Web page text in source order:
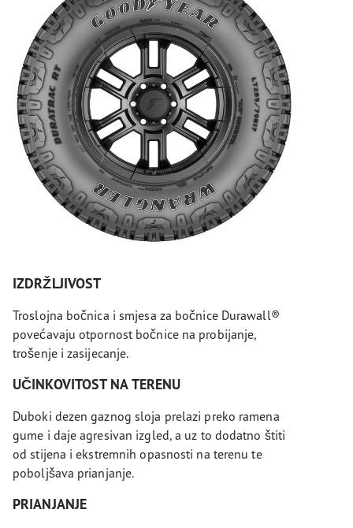
IZDRŽLJIVOST
Troslojna bočnica i smjesa za bočnice Durawall®
povećavaju otpornost bočnice na probijanje,
trošenje i zasijecanje.
UČINKOVITOST NA TERENU
Duboki dezen gaznog sloja prelazi preko ramena
gume i daje agresivan izgled, a uz to dodatno štiti
od stijena i ekstremnih opasnosti na terenu te
poboljšava prianjanje.
PRIANJANJE